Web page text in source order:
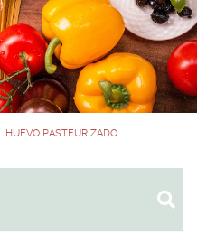
HUEVO PASTEURIZADO